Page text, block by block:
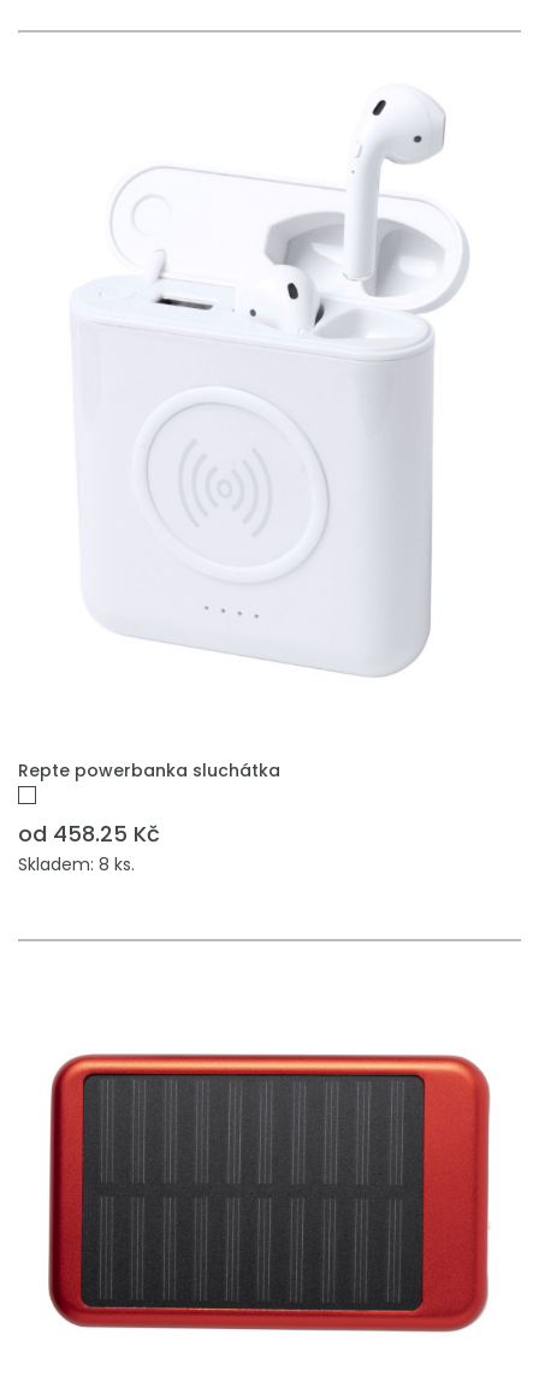
PŘIDAT DO POPTÁVKY
Repte powerbanka sluchátka
od 458.25 Kč
Skladem: 8 ks.